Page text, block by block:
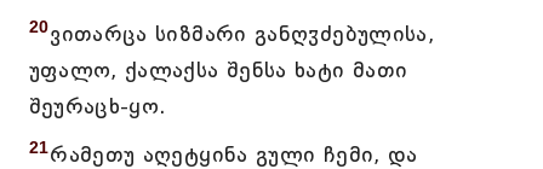
20ვითარცა სიზმარი განღჳძებულისა,
უფალო, ქალაქსა შენსა ხატი მათი
შეურაცხ-ყო.
21რამეთუ აღეტყინა გული ჩემი, და